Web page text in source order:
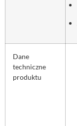
Dane
techniczne
produktu